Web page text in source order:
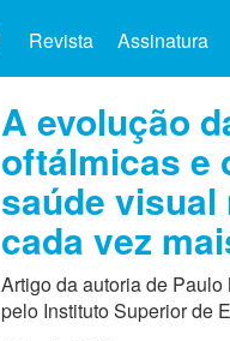
Revista Assinatura
A evolução
oftálmicas e
saúde visual
cada vez
Artigo da autoria de
pelo Instituto Superior de